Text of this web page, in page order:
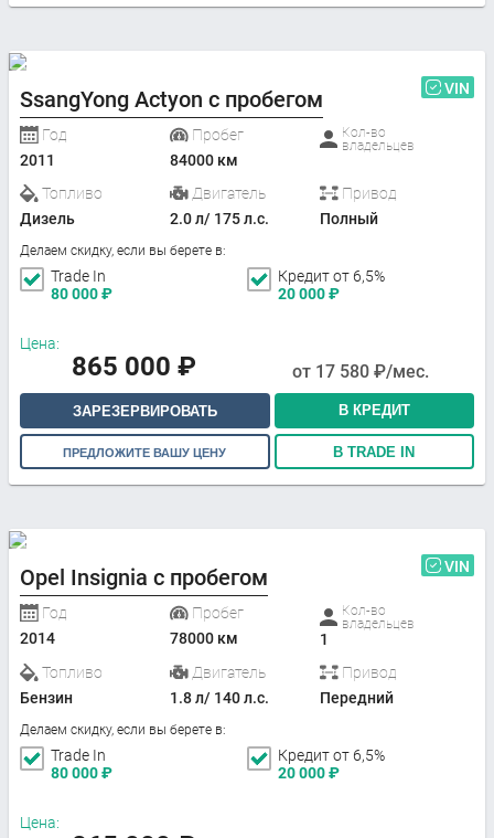
SsangYong Actyon с пробегом VIN
Год
2011
Пробег
84000 км
Кол-во
владельцев
Топливо
Дизель
Двигатель
2.0 л/ 175 л.с.
Привод
Полный
Делаем скидку, если вы берете в:
Trade In
80 000₽
Кредит от 6,5%
20 000₽
Цена:
865 000 ₽ от 17 580 ₽/мес.
ЗАРЕЗЕРВИРОВАТЬ В КРЕДИТ
ПРЕДЛОЖИТЕ ВАШУ ЦЕНУ В TRADE IN
Opel Insignia с пробегом VIN
Год
2014
Пробег
78000 км
Кол-во
владельцев
1
Топливо
Бензин
Двигатель
1.8 л/ 140 л.с.
Привод
Передний
Делаем скидку, если вы берете в:
Trade In
80 000₽
Кредит от 6,5%
20 000₽
Цена: